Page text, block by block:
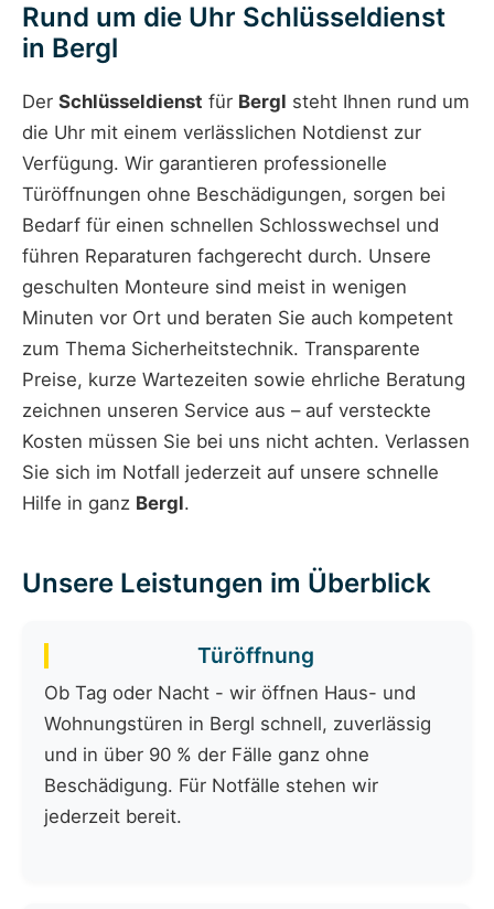
Rund um die Uhr Schlüsseldienst
in Bergl
Der Schlüsseldienst für Bergl steht Ihnen rund um
die Uhr mit einem verlässlichen Notdienst zur
Verfügung. Wir garantieren professionelle
Türöffnungen ohne Beschädigungen, sorgen bei
Bedarf für einen schnellen Schlosswechsel und
führen Reparaturen fachgerecht durch. Unsere
geschulten Monteure sind meist in wenigen
Minuten vor Ort und beraten Sie auch kompetent
zum Thema Sicherheitstechnik. Transparente
Preise, kurze Wartezeiten sowie ehrliche Beratung
zeichnen unseren Service aus – auf versteckte
Kosten müssen Sie bei uns nicht achten. Verlassen
Sie sich im Notfall jederzeit auf unsere schnelle
Hilfe in ganz Bergl.
Unsere Leistungen im Überblick
Türöffnung
Ob Tag oder Nacht - wir öffnen Haus- und
Wohnungstüren in Bergl schnell, zuverlässig
und in über 90 % der Fälle ganz ohne
Beschädigung. Für Notfälle stehen wir
jederzeit bereit.